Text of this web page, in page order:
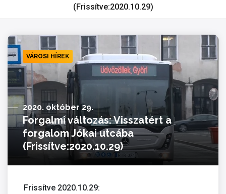
(Frissítve:2020.10.29)
VÁROSI HÍREK
2020. október 29.
Forgalmi változás: Visszatért a
forgalom Jókai utcába
(Frissítve:2020.10.29)
Frissítve 2020.10.29: